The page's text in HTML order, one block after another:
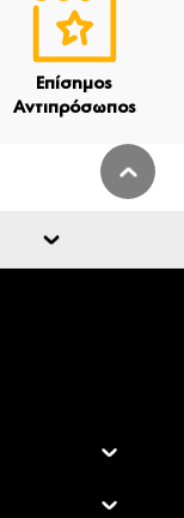
Επίσημος
Αντιπρόσωπος